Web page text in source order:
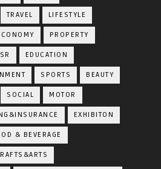
TRAVEL LIFESTYLE
PROPERTY
EDUCATION
SPORTS BEAUTY
SOCIAL MOTOR
EXHIBITON
& BEVERAGE